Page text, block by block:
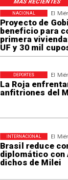
El
Proyecto de
beneficio para
primera
UF y 30 mil
NACIONAL
El
La Roja
anfitriones del
DEPORTES
El
Brasil reduce
diplomático con
dichos de Milei
INTERNACIONAL
MÁS RECIENTES